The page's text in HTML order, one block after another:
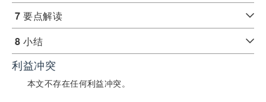
7要点解读
8小结
利益冲突
本文不存在任何利益冲突。